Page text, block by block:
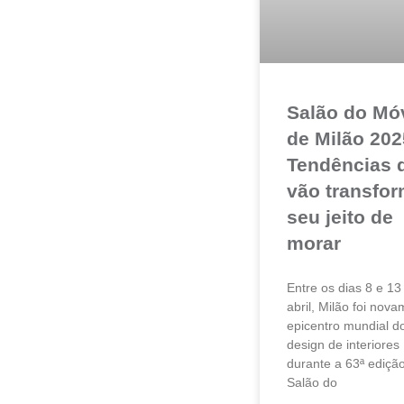
Salão do
de Milão
Tendências
vão
seu jeito de
morar
Entre os dias 8 e 13
abril, Milão foi
epicentro mundial
design de interiores
durante a 63ª
Salão do